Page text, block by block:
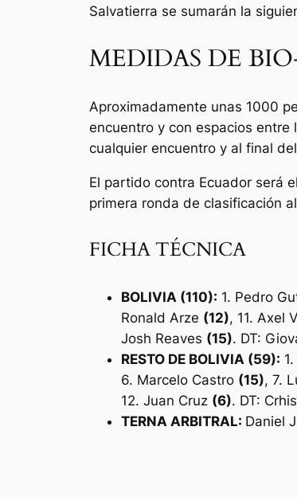
Salvatierra se sumarán la
MEDIDAS DE
Aproximadamente unas 1000
encuentro y con espacios entre
cualquier encuentro y al final
El partido contra Ecuador será
primera ronda de clasificación
FICHA TÉCNICA
BOLIVIA (110): 1. Pedro
Ronald Arze (12), 11. Axel
Josh Reaves (15). DT:
RESTO DE BOLIVIA (59):
6. Marcelo Castro (15), 7.
12. Juan Cruz (6). DT:
TERNA ARBITRAL: Daniel